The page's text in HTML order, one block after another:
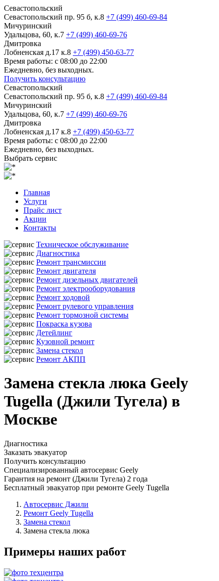
Севастопольский
Севастопольский пр. 95 б, к.8 +7 (499) 460-69-84
Мичуринский
Удальцова, 60, к.7 +7 (499) 460-69-76
Дмитровка
Лобненская д.17 к.8 +7 (499) 450-63-77
Время работы: с 08:00 до 22:00
Ежедневно, без выходных.
Получить консультацию
Севастопольский
Севастопольский пр. 95 б, к.8 +7 (499) 460-69-84
Мичуринский
Удальцова, 60, к.7 +7 (499) 460-69-76
Дмитровка
Лобненская д.17 к.8 +7 (499) 450-63-77
Время работы: с 08:00 до 22:00
Ежедневно, без выходных.
Выбрать сервис
Главная
Услуги
Прайс лист
Акции
Контакты
Техническое обслуживание
Диагностика
Ремонт трансмиссии
Ремонт двигателя
Ремонт дизельных двигателей
Ремонт электрооборудования
Ремонт ходовой
Ремонт рулевого управления
Ремонт тормозной системы
Покраска кузова
Детейлинг
Кузовной ремонт
Замена стекол
Ремонт АКПП
Замена стекла люка Geely
Tugella (Джили Тугела) в
Москве
Диагностика
Заказать эвакуатор
Получить консультацию
Специализированный автосервис Geely
Гарантия на ремонт (Джили Тугела) 2 года
Бесплатный эвакуатор при ремонте Geely Tugella
Автосервис Джили
Ремонт Geely Tugella
Замена стекол
Замена стекла люка
Примеры наших работ